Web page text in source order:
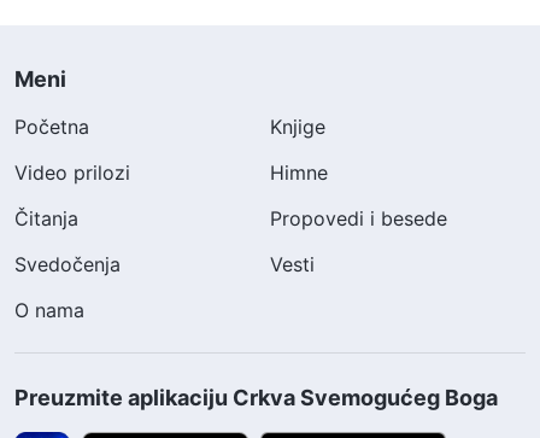
Meni
Početna
Knjige
Video prilozi
Himne
Čitanja
Propovedi i besede
Svedočenja
Vesti
O nama
Preuzmite aplikaciju Crkva Svemogućeg Boga